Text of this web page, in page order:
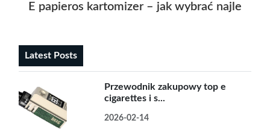
E papieros kartomizer – jak wybrać
Latest Posts
Przewodnik zakupowy top e
cigarettes i s...
2026-02-14